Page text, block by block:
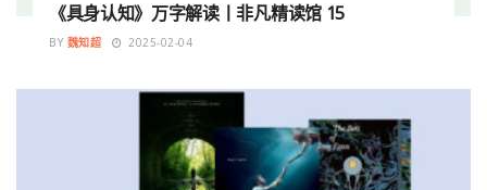
《具身认知》万字解读丨非凡精读馆 15
BY 魏知超 2025-02-04